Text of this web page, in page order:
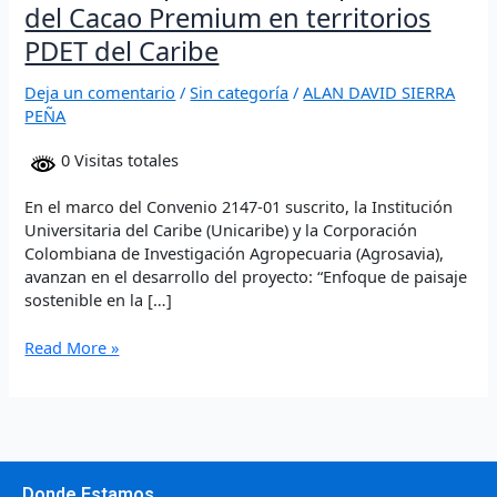
del Cacao Premium en territorios
PDET del Caribe
Deja un comentario /Sin categoría /ALAN DAVID SIERRA
PEÑA
0 Visitas totales
En el marco del Convenio 2147-01 suscrito, la Institución
Universitaria del Caribe (Unicaribe) y la Corporación
Colombiana de Investigación Agropecuaria (Agrosavia),
avanzan en el desarrollo del proyecto: “Enfoque de paisaje
sostenible en la […]
Read More »